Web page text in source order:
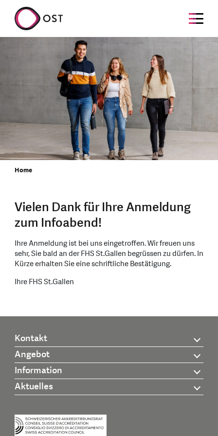
Home
Vielen Dank für Ihre Anmeldung
zum Infoabend!
Ihre Anmeldung ist bei uns eingetroffen. Wir freuen uns
sehr, Sie bald an der FHS St.Gallen begrüssen zu dürfen. In
Kürze erhalten Sie eine schriftliche Bestätigung.
Ihre FHS St.Gallen
Kontakt
Angebot
Information
Aktuelles